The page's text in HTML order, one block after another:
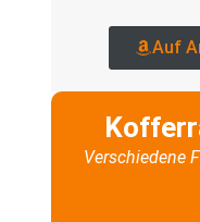
Auf
Verschiedene